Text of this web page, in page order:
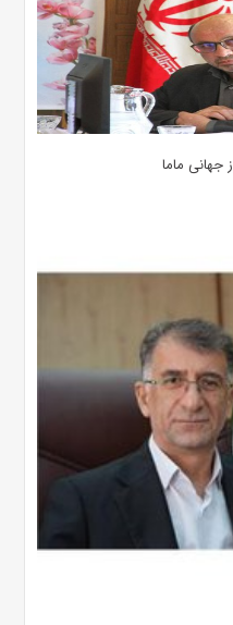
جهانی ماما